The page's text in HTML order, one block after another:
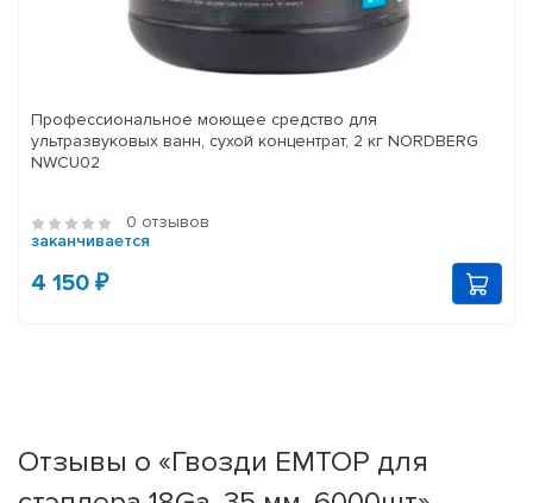
Профессиональное моющее средство для
ультразвуковых ванн, сухой концентрат, 2 кг NORDBERG
NWCU02
0 отзывов
заканчивается
4 150 ₽
Отзывы о «Гвозди EMTOP для